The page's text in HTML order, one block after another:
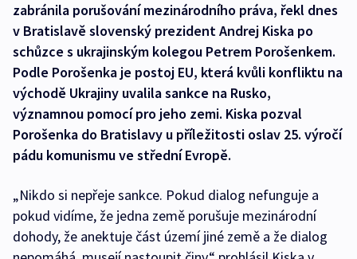
zabránila porušování mezinárodního práva, řekl dnes
v Bratislavě slovenský prezident Andrej Kiska po
schůzce s ukrajinským kolegou Petrem Porošenkem.
Podle Porošenka je postoj EU, která kvůli konfliktu na
východě Ukrajiny uvalila sankce na Rusko,
významnou pomocí pro jeho zemi. Kiska pozval
Porošenka do Bratislavy u příležitosti oslav 25. výročí
pádu komunismu ve střední Evropě.
„Nikdo si nepřeje sankce. Pokud dialog nefunguje a
pokud vidíme, že jedna země porušuje mezinárodní
dohody, že anektuje část území jiné země a že dialog